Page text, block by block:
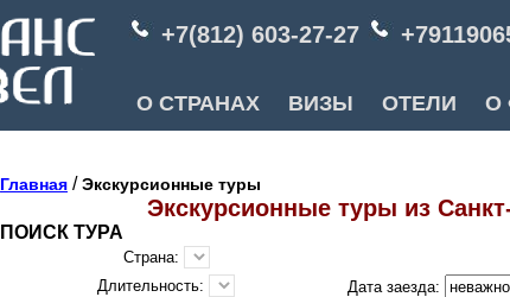
+7(812) 603-27-27
О СТРАНАХ ВИЗЫ ОТЕЛИ О
Главная /Экскурсионные туры
Экскурсионные туры из
ПОИСК ТУРА
Страна:
Длительность:
Дата заезда: